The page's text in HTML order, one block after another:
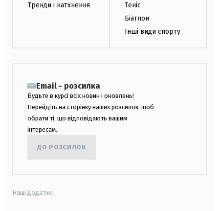
Тренди і натхнення
Теніс
Біатлон
Інші види спорту
Email - розсилка
Будьте в курсі всіх новин і оновлень!
Перейдіть на сторінку наших розсилок, щоб
обрати ті, що відповідають вашим
інтересам.
ДО РОЗСИЛОК
Наші додатки: